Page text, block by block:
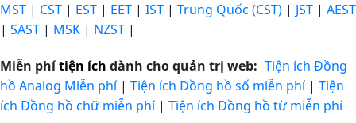
MST | CST | EST | EET | IST | Trung Quốc (CST) | JST | AEST
| SAST | MSK | NZST |
Miễn phítiện ích dành cho quản trị web: Tiện ích Đồng
hồ Analog Miễn phí| Tiện ích Đồng hồ số miễn phí| Tiện
ích Đồng hồ chữ miễn phí| Tiện ích Đồng hồ từ miễn phí